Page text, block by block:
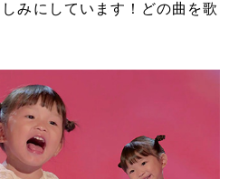
みにしています！どの曲を歌